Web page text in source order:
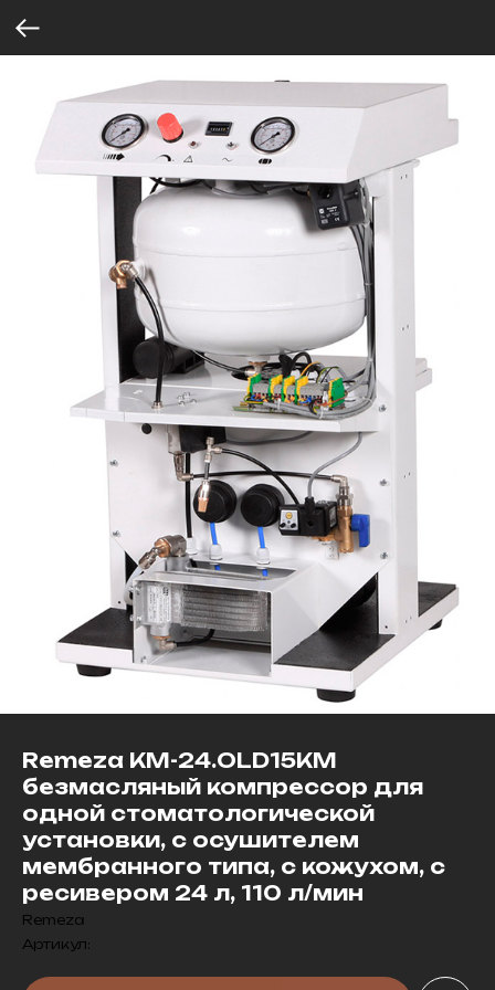
Remeza КМ-24.OLD15КМ
безмасляный компрессор для
одной стоматологической
установки, с осушителем
мембранного типа, с кожухом, с
ресивером 24 л, 110 л/мин
Remeza
Артикул: